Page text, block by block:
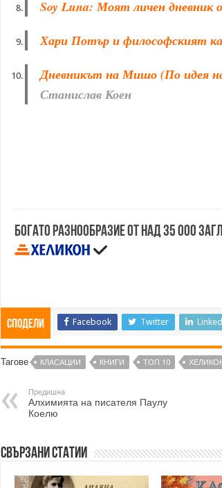
Soy Luna: Моят личен дневник
Хари Потър и философският
Дневникът на Мишо (По идея
Станислав Коен
Богато разнообразие от над 35 000
Сподели Facebook Twitter
Тагове КЛАСАЦИИ КНИГИ ТОП 10
Предишна
Алхимията на писателя Паулу
Коелю
Свързани статии